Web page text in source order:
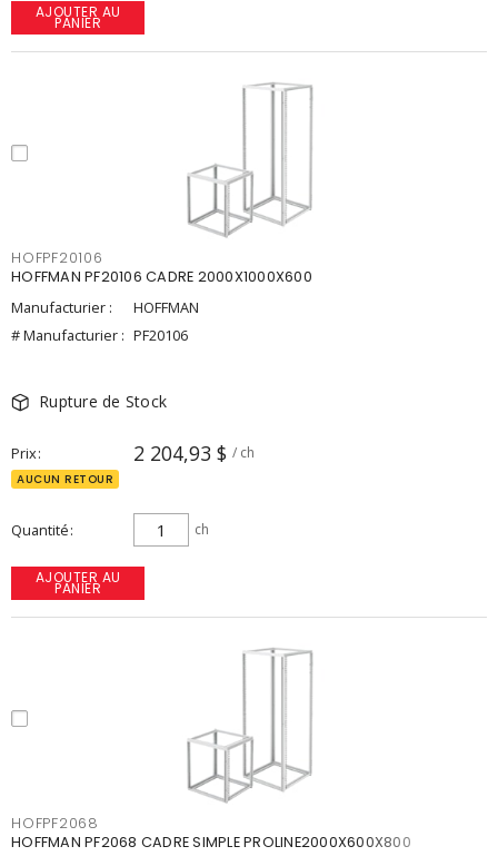
AJOUTER AU
PANIER
HOFPF20106
HOFFMAN PF20106 CADRE 2000X1000X600
Manufacturier :
HOFFMAN
# Manufacturier : PF20106
Rupture de Stock
Prix 2 204,93 $ / ch
AUCUN RETOUR
Quantité ch
AJOUTER AU
PANIER
HOFPF2068
HOFFMAN PF2068 CADRE SIMPLE PROLINE2000X600X800